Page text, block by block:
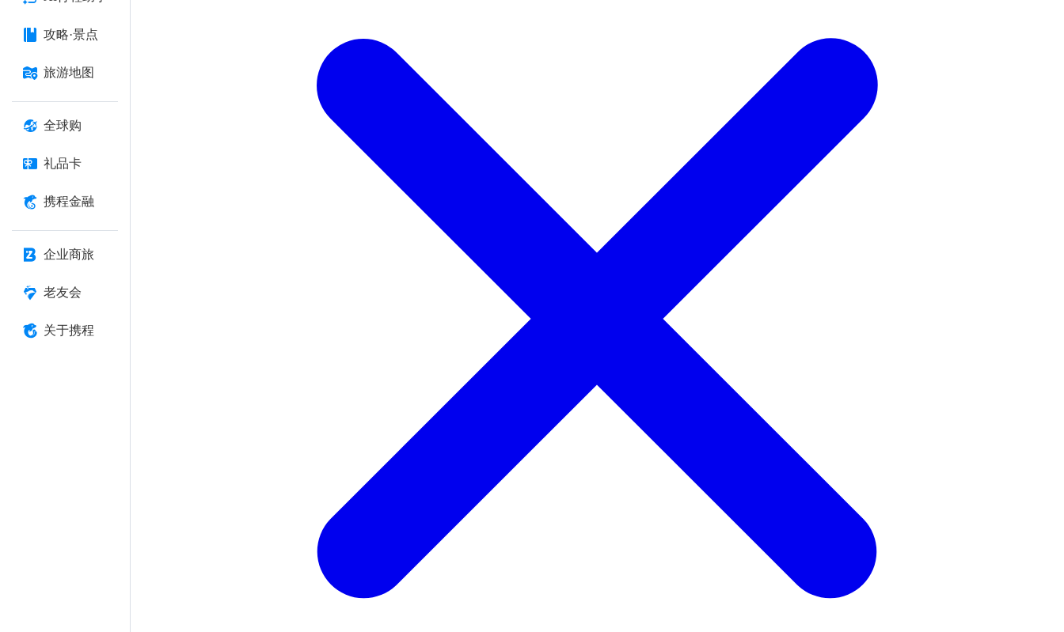
攻略·景点
旅游地图
全球购
礼品卡
携程金融
企业商旅
老友会
关于携程